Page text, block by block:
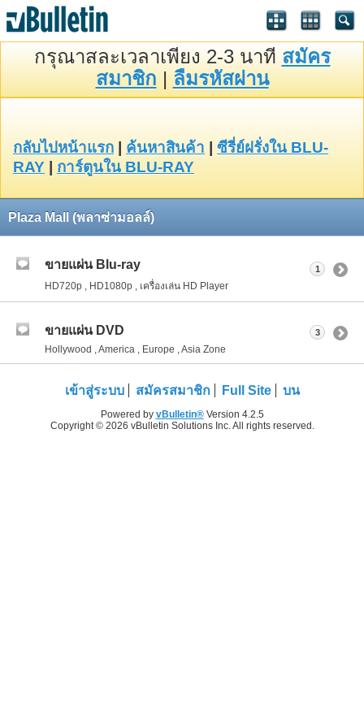
กรุณาสละเวลาเพียง 2-3 นาที สมัคร
สมาชิก | ลืมรหัสผ่าน
กลับไปหน้าแรก ค้นหาสินค้า
ซีรี่ย์ฝรั่งใน BLU-
RAY
การ์ตูนใน BLU-RAY
Plaza Mall (พลาซ่ามอลล์)
ขายแผ่น Blu-ray
HD720p , HD1080p , เครื่องเล่น HD Player
1
ขายแผ่น DVD
Hollywood , America , Europe , Asia Zone
3
เข้าสู่ระบบ สมัครสมาชิก Full Site บน
Powered by vBulletin®Version 4.2.5
Copyright © 2026 vBulletin Solutions Inc. All rights reserved.